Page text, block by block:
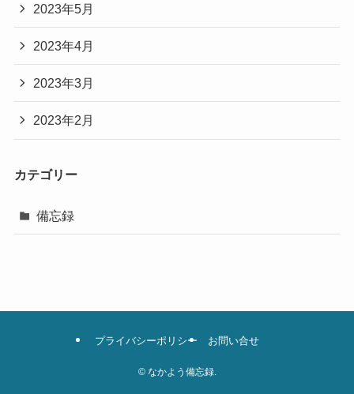
2023年5月
2023年4月
2023年3月
2023年2月
カテゴリー
備忘録
プライバシーポリシー お問い合せ
©なかよう備忘録.